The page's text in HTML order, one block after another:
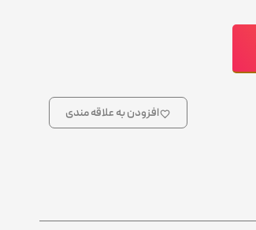
افزودن به علاقه مندی